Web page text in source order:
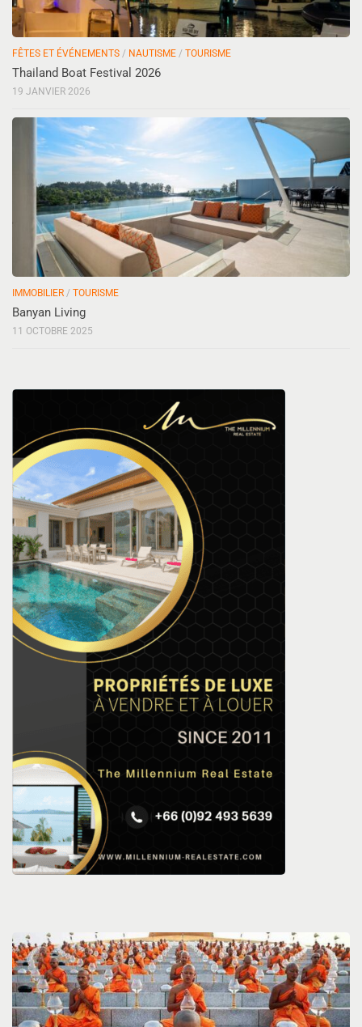
FÊTES ET ÉVÉNEMENTS / NAUTISME / TOURISME
Thailand Boat Festival 2026
19 JANVIER 2026
IMMOBILIER / TOURISME
Banyan Living
11 OCTOBRE 2025